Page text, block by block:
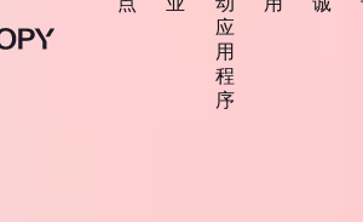
应
用
程
序